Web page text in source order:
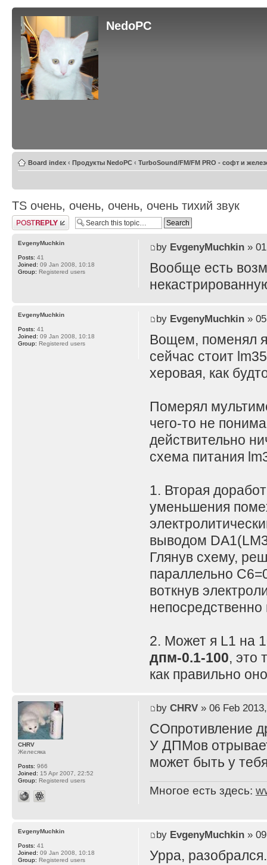
NedoPC
Board index ‹ Продукты NedoPC ‹ TurboSound/FM/FM PRO - софт и
TS очень, очень, очень, очень тихий звук
Post a reply
by EvgenyMuchkin» 01
Вообще есть
EvgenyMuchkin
Posts: 41
Joined: 09 Jan 2008, 10:18
Group: Registered users
by EvgenyMuchkin» 05
Вощем, поменял
сейчас стоит
херовая, как
Померял
чего-то не
действительно
схема питания
1. Вторая
уменьшения
выводом
Глянув схему,
параллельно
воткнув
2. Может я L1 на
дпм-0.1-100, это
как правильно
EvgenyMuchkin
Posts: 41
Joined: 09 Jan 2008, 10:18
Group: Registered users
by CHRV» 06 Feb
СОпротивление
У ДПМов
может быть у
Многое есть здесь:
CHRV
Желесяка
Posts: 966
Joined: 15 Apr 2007, 22:52
Group: Registered users
by EvgenyMuchkin» 09
Урра,
EvgenyMuchkin
Posts: 41
Joined: 09 Jan 2008, 10:18
Group: Registered users